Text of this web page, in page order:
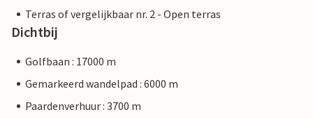
Terras of vergelijkbaar nr. 2 - Open terras
Dichtbij
Golfbaan : 17000 m
Gemarkeerd wandelpad : 6000 m
Paardenverhuur : 3700 m